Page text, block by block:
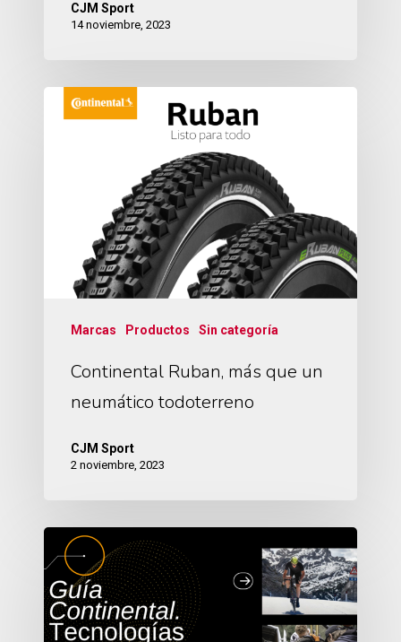
CJM Sport
14 noviembre, 2023
Marcas Productos Sin categoría
Continental Ruban, más que un
neumático todoterreno
CJM Sport
2 noviembre, 2023